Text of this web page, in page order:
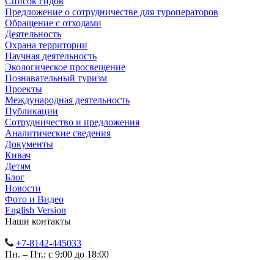
Предложение о сотрудничестве для туроператоров
Обращение с отходами
Деятельность
Охрана территории
Научная деятельность
Экологическое просвещение
Познавательный туризм
Проекты
Международная деятельность
Публикации
Сотрудничество и предложения
Аналитические сведения
Документы
Кивач
Детям
Блог
Новости
Фото и Видео
English Version
Наши контакты
+7-8142-445033
Пн. – Пт.: с 9:00 до 18:00